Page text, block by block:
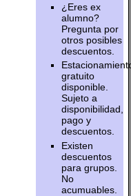
¿Eres ex
alumno?
Pregunta por
otros posibles
descuentos.
gratuito
disponible.
Sujeto a
disponibilidad,
pago y
descuentos.
Existen
descuentos
para grupos.
No
acumuables.